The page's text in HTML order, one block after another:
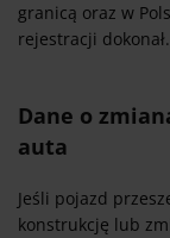
granicą oraz w
rejestracji dokonał.
Dane o
auta
Jeśli pojazd
konstrukcję lub